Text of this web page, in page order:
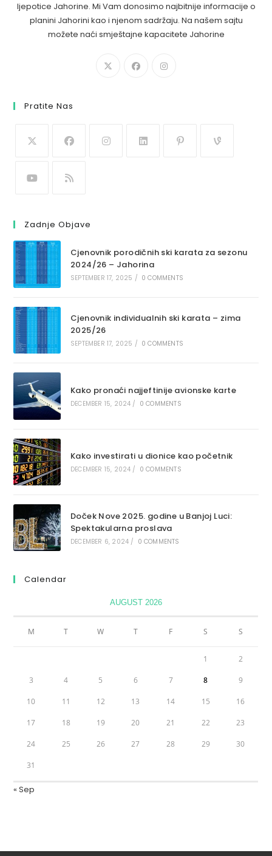
ljepotice Jahorine. Mi Vam donosimo najbitnije informacije o
planini Jahorini kao i njenom sadržaju. Na našem sajtu
možete naći smještajne kapacitete Jahorine
Pratite Nas
Zadnje Objave
Cjenovnik porodičnih ski karata za sezonu
2024/26 – Jahorina
SEPTEMBER 17, 2025 / 0 COMMENTS
Cjenovnik individualnih ski karata – zima
2025/26
SEPTEMBER 17, 2025 / 0 COMMENTS
Kako pronaći najjeftinije avionske karte
DECEMBER 15, 2024 / 0 COMMENTS
Kako investirati u dionice kao početnik
DECEMBER 15, 2024 / 0 COMMENTS
Doček Nove 2025. godine u Banjoj Luci:
Spektakularna proslava
DECEMBER 6, 2024 / 0 COMMENTS
Calendar
AUGUST 2026
M T W T F S S
1 2
3 4 5 6 7 8 9
10 11 12 13 14 15 16
17 18 19 20 21 22 23
24 25 26 27 28 29 30
31
« Sep